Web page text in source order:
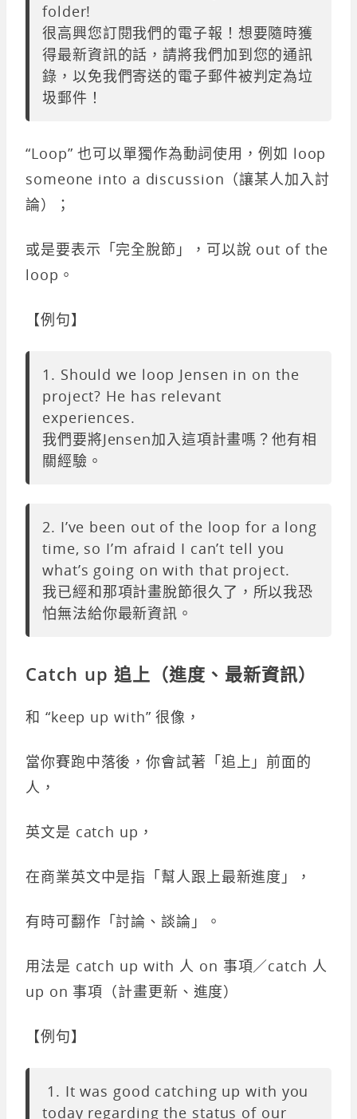
folder!
很高興您訂閱我們的電子報！想要隨時獲
得最新資訊的話，請將我們加到您的通訊
錄，以免我們寄送的電子郵件被判定為垃
圾郵件！
“Loop” 也可以單獨作為動詞使用，例如 loop
someone into a discussion（讓某人加入討
論）；
或是要表示「完全脫節」，可以說 out of the
loop。
【例句】
1. Should we loop Jensen in on the
project? He has relevant
experiences.
我們要將Jensen加入這項計畫嗎？他有相
關經驗。
2. I’ve been out of the loop for a long
time, so I’m afraid I can’t tell you
what’s going on with that project.
我已經和那項計畫脫節很久了，所以我恐
怕無法給你最新資訊。
Catch up 追上（進度、最新資訊）
和 “keep up with” 很像，
當你賽跑中落後，你會試著「追上」前面的
人，
英文是 catch up，
在商業英文中是指「幫人跟上最新進度」，
有時可翻作「討論、談論」。
用法是 catch up with 人 on 事項／catch 人
up on 事項（計畫更新、進度）
【例句】
1. It was good catching up with you
today regarding the status of our